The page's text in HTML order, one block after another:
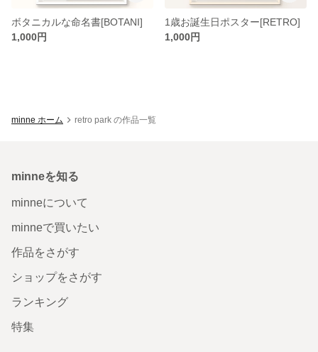
ボタニカルな命名書[BOTANI]
1,000円
1歳お誕生日ポスター[RETRO]
1,000円
minne ホーム retro park の作品一覧
minneを知る
minneについて
minneで買いたい
作品をさがす
ショップをさがす
ランキング
特集